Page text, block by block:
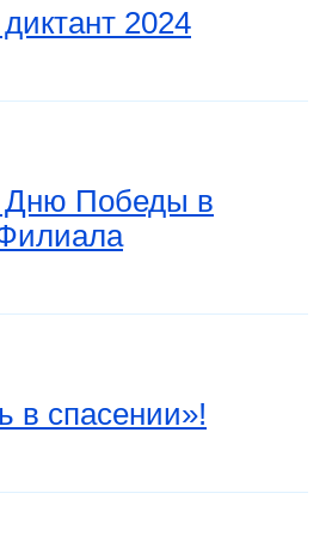
2024
Дню Победы в
в спасении»!